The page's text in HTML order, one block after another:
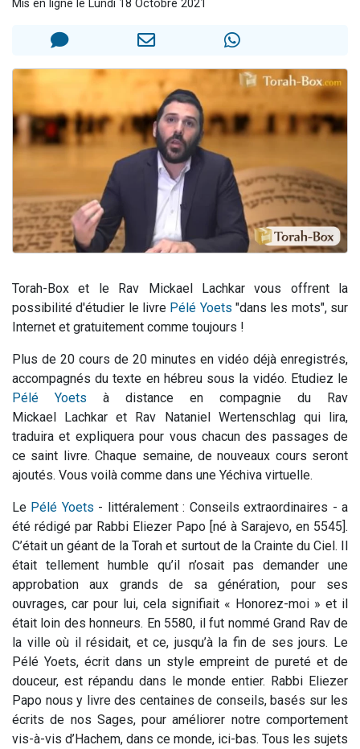
Il reste 49 places pour étudier en groupe sur Zoom
Eva vient de donner son Maasser
Mis en ligne le Lundi 18 Octobre 2021
Torah-Box et le Rav Mickael Lachkar vous offrent la
possibilité d'étudier le livre Pélé Yoets "dans les mots", sur
Internet et gratuitement comme toujours !
Plus de 20 cours de 20 minutes en vidéo déjà enregistrés,
accompagnés du texte en hébreu sous la vidéo. Etudiez le
Pélé Yoets à distance en compagnie du Rav
Mickael Lachkar et Rav Nataniel Wertenschlag qui lira,
traduira et expliquera pour vous chacun des passages de
ce saint livre. Chaque semaine, de nouveaux cours seront
ajoutés. Vous voilà comme dans une Yéchiva virtuelle.
Le Pélé Yoets - littéralement : Conseils extraordinaires - a
été rédigé par Rabbi Eliezer Papo [né à Sarajevo, en 5545].
C’était un géant de la Torah et surtout de la Crainte du Ciel. Il
était tellement humble qu’il n’osait pas demander une
approbation aux grands de sa génération, pour ses
ouvrages, car pour lui, cela signifiait « Honorez-moi » et il
était loin des honneurs. En 5580, il fut nommé Grand Rav de
la ville où il résidait, et ce, jusqu’à la fin de ses jours. Le
Pélé Yoets, écrit dans un style empreint de pureté et de
douceur, est répandu dans le monde entier. Rabbi Eliezer
Papo nous y livre des centaines de conseils, basés sur les
écrits de nos Sages, pour améliorer notre comportement
vis-à-vis d’Hachem, dans ce monde, ici-bas. Tous les sujets